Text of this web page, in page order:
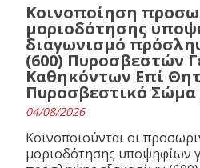
Κοινοποίηση
μοριοδότησης
διαγωνισμό
(600) Πυροσβεστών
Καθηκόντων Επί
Πυροσβεστικό Σώμα
04/08/2026
Κοινοποιούνται οι
μοριοδότησης υποψηφίων